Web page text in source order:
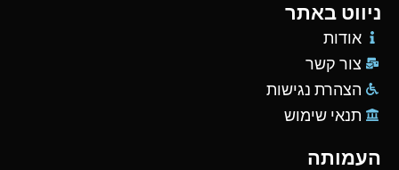
ניווט באתר
אודות
צור קשר
הצהרת נגישות
תנאי שימוש
העמותה